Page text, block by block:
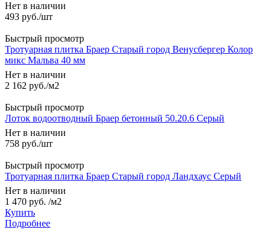
Нет в наличии
493 руб./шт
Быстрый просмотр
Тротуарная плитка Браер Старый город Венусбергер Колор
микс Мальва 40 мм
Нет в наличии
2 162 руб./м2
Быстрый просмотр
Лоток водоотводный Браер бетонный 50.20.6 Серый
Нет в наличии
758 руб./шт
Быстрый просмотр
Тротуарная плитка Браер Старый город Ландхаус Серый
Нет в наличии
1 470 руб. /м2
Купить
Подробнее